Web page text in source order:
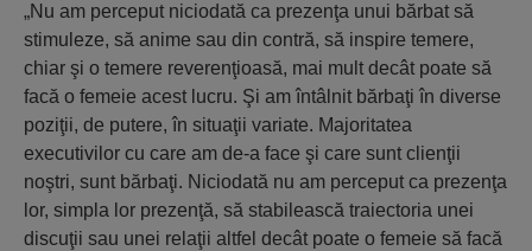
„Nu am perceput niciodată ca prezenţa unui bărbat să
stimuleze, să anime sau din contră, să inspire temere,
chiar şi o temere reverenţioasă, mai mult decât poate să
facă o femeie acest lucru. Şi am întâlnit bărbaţi în diverse
poziţii, de putere, în situaţii variate. Majoritatea
executivilor cu care am de-a face şi care sunt clienţii
noştri, sunt bărbaţi. Niciodată nu am perceput ca prezenţa
lor, simpla lor prezenţă, să stabilească traiectoria unei
discuţii sau unei relaţii altfel decât poate o femeie să facă